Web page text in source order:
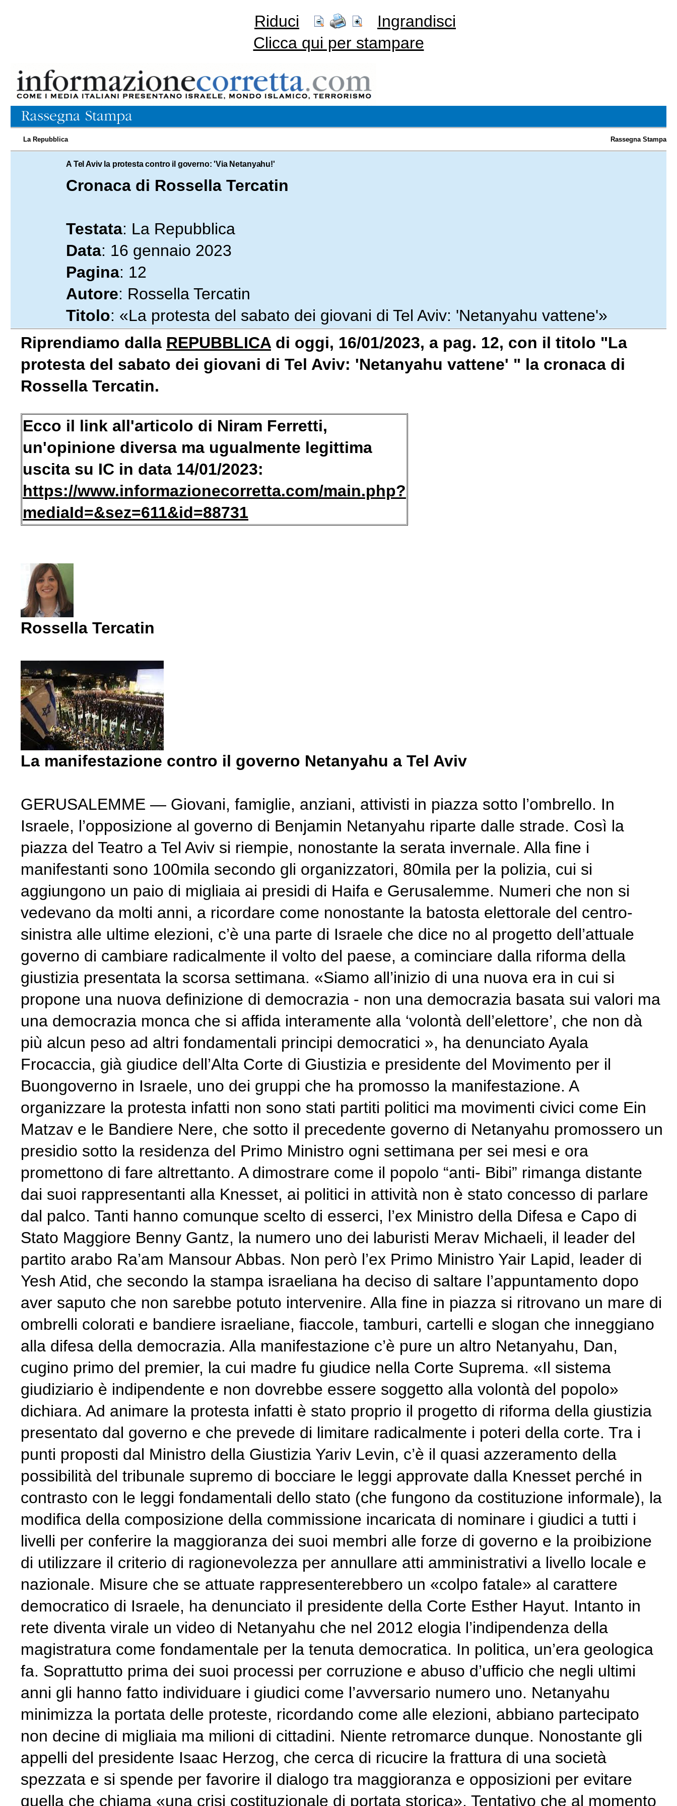
Riduci
Ingrandisci
Clicca qui per stampare
La Repubblica Rassegna Stampa
A Tel Aviv la protesta contro il governo: 'Via Netanyahu!'
Cronaca di Rossella Tercatin
Testata: La Repubblica
Data: 16 gennaio 2023
Pagina: 12
Autore: Rossella Tercatin
Titolo: «La protesta del sabato dei giovani di Tel Aviv: 'Netanyahu vattene'»
Riprendiamo dalla REPUBBLICA di oggi, 16/01/2023, a pag. 12, con il titolo "La
protesta del sabato dei giovani di Tel Aviv: 'Netanyahu vattene' " la cronaca di
Rossella Tercatin.
Ecco il link all'articolo di Niram Ferretti,
un'opinione diversa ma ugualmente legittima
uscita su IC in data 14/01/2023:
https://www.informazionecorretta.com/main.php?
mediaId=&sez=611&id=88731
Rossella Tercatin
La manifestazione contro il governo Netanyahu a Tel Aviv
GERUSALEMME — Giovani, famiglie, anziani, attivisti in piazza sotto l’ombrello. In
Israele, l’opposizione al governo di Benjamin Netanyahu riparte dalle strade. Così la
piazza del Teatro a Tel Aviv si riempie, nonostante la serata invernale. Alla fine i
manifestanti sono 100mila secondo gli organizzatori, 80mila per la polizia, cui si
aggiungono un paio di migliaia ai presidi di Haifa e Gerusalemme. Numeri che non si
vedevano da molti anni, a ricordare come nonostante la batosta elettorale del centro-
sinistra alle ultime elezioni, c’è una parte di Israele che dice no al progetto dell’attuale
governo di cambiare radicalmente il volto del paese, a cominciare dalla riforma della
giustizia presentata la scorsa settimana. «Siamo all’inizio di una nuova era in cui si
propone una nuova definizione di democrazia - non una democrazia basata sui valori ma
una democrazia monca che si affida interamente alla ‘volontà dell’elettore’, che non dà
più alcun peso ad altri fondamentali principi democratici », ha denunciato Ayala
Frocaccia, già giudice dell’Alta Corte di Giustizia e presidente del Movimento per il
Buongoverno in Israele, uno dei gruppi che ha promosso la manifestazione. A
organizzare la protesta infatti non sono stati partiti politici ma movimenti civici come Ein
Matzav e le Bandiere Nere, che sotto il precedente governo di Netanyahu promossero un
presidio sotto la residenza del Primo Ministro ogni settimana per sei mesi e ora
promettono di fare altrettanto. A dimostrare come il popolo “anti- Bibi” rimanga distante
dai suoi rappresentanti alla Knesset, ai politici in attività non è stato concesso di parlare
dal palco. Tanti hanno comunque scelto di esserci, l’ex Ministro della Difesa e Capo di
Stato Maggiore Benny Gantz, la numero uno dei laburisti Merav Michaeli, il leader del
partito arabo Ra’am Mansour Abbas. Non però l’ex Primo Ministro Yair Lapid, leader di
Yesh Atid, che secondo la stampa israeliana ha deciso di saltare l’appuntamento dopo
aver saputo che non sarebbe potuto intervenire. Alla fine in piazza si ritrovano un mare di
ombrelli colorati e bandiere israeliane, fiaccole, tamburi, cartelli e slogan che inneggiano
alla difesa della democrazia. Alla manifestazione c’è pure un altro Netanyahu, Dan,
cugino primo del premier, la cui madre fu giudice nella Corte Suprema. «Il sistema
giudiziario è indipendente e non dovrebbe essere soggetto alla volontà del popolo»
dichiara. Ad animare la protesta infatti è stato proprio il progetto di riforma della giustizia
presentato dal governo e che prevede di limitare radicalmente i poteri della corte. Tra i
punti proposti dal Ministro della Giustizia Yariv Levin, c’è il quasi azzeramento della
possibilità del tribunale supremo di bocciare le leggi approvate dalla Knesset perché in
contrasto con le leggi fondamentali dello stato (che fungono da costituzione informale), la
modifica della composizione della commissione incaricata di nominare i giudici a tutti i
livelli per conferire la maggioranza dei suoi membri alle forze di governo e la proibizione
di utilizzare il criterio di ragionevolezza per annullare atti amministrativi a livello locale e
nazionale. Misure che se attuate rappresenterebbero un «colpo fatale» al carattere
democratico di Israele, ha denunciato il presidente della Corte Esther Hayut. Intanto in
rete diventa virale un video di Netanyahu che nel 2012 elogia l’indipendenza della
magistratura come fondamentale per la tenuta democratica. In politica, un’era geologica
fa. Soprattutto prima dei suoi processi per corruzione e abuso d’ufficio che negli ultimi
anni gli hanno fatto individuare i giudici come l’avversario numero uno. Netanyahu
minimizza la portata delle proteste, ricordando come alle elezioni, abbiano partecipato
non decine di migliaia ma milioni di cittadini. Niente retromarce dunque. Nonostante gli
appelli del presidente Isaac Herzog, che cerca di ricucire la frattura di una società
spezzata e si spende per favorire il dialogo tra maggioranza e opposizioni per evitare
quella che chiama «una crisi costituzionale di portata storica». Tentativo che al momento